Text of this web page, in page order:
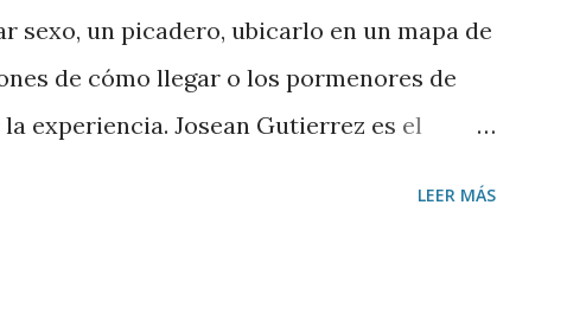
sexo, un picadero, ubicarlo en un mapa de
de cómo llegar o los pormenores de
experiencia. Josean Gutierrez es el
LEER MÁS